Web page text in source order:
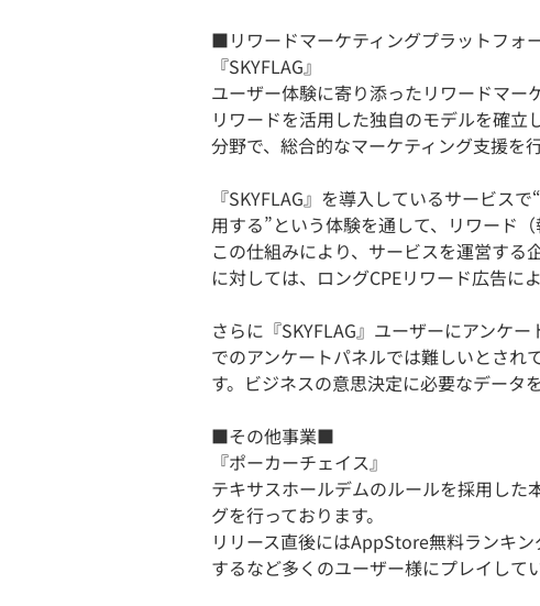
■リワードマーケティングプラットフォ
『SKYFLAG』
ユーザー体験に寄り添ったリワードマー
リワードを活用した独自のモデルを確
分野で、総合的なマーケティング支援を行
『SKYFLAG』を導入しているサービス
用する”という体験を通して、リワード（
この仕組みにより、サービスを運営す
に対しては、ロングCPEリワード広告に
さらに『SKYFLAG』ユーザーにアンケ
でのアンケートパネルでは難しいとされ
す。ビジネスの意思決定に必要なデータ
■その他事業■
『ポーカーチェイス』
テキサスホールデムのルールを採用した
グを行っております。
リリース直後にはAppStore無料ランキ
するなど多くのユーザー様にプレイして